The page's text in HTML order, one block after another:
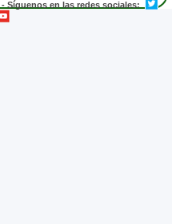
- Síguenos en las redes sociales: